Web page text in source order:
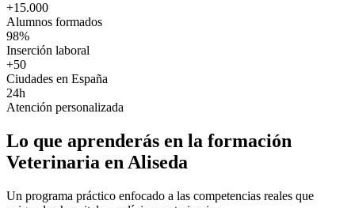
+15.000
Alumnos formados
98%
Inserción laboral
+50
Ciudades en España
24h
Atención personalizada
Lo que aprenderás en la formación
Veterinaria en Aliseda
Un programa práctico enfocado a las competencias reales que